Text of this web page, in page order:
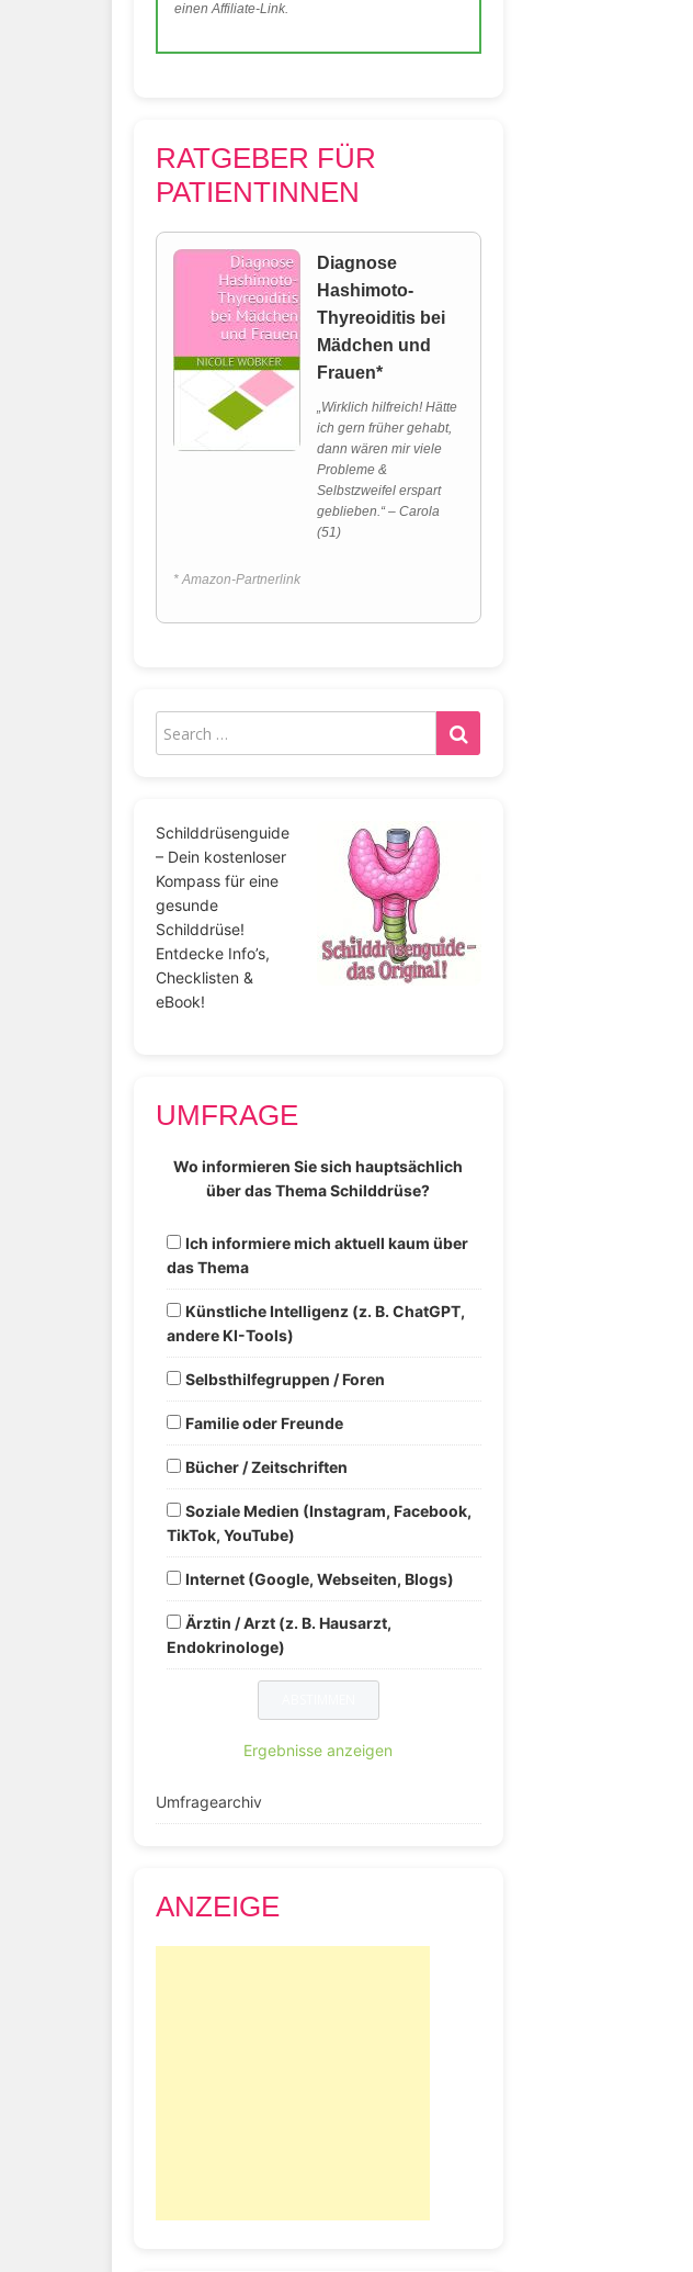
einen Affiliate-Link.
RATGEBER FÜR
PATIENTINNEN
Diagnose
Hashimoto-
Thyreoiditis bei
Mädchen und
Frauen*
„Wirklich hilfreich! Hätte
ich gern früher gehabt,
dann wären mir viele
Probleme &
Selbstzweifel erspart
geblieben.“ – Carola
(51)
* Amazon-Partnerlink
Schilddrüsenguide
– Dein kostenloser
Kompass für eine
gesunde
Schilddrüse!
Entdecke Info’s,
Checklisten &
eBook!
UMFRAGE
Wo informieren Sie sich hauptsächlich
über das Thema Schilddrüse?
Ich informiere mich aktuell kaum über
das Thema
Künstliche Intelligenz (z. B. ChatGPT,
andere KI-Tools)
Selbsthilfegruppen / Foren
Familie oder Freunde
Bücher / Zeitschriften
Soziale Medien (Instagram, Facebook,
TikTok, YouTube)
Internet (Google, Webseiten, Blogs)
Ärztin / Arzt (z. B. Hausarzt,
Endokrinologe)
Ergebnisse anzeigen
Umfragearchiv
ANZEIGE